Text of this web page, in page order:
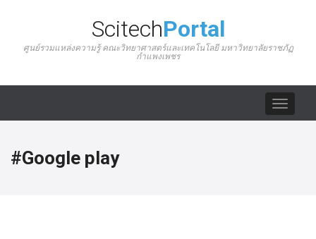
ScitechPortal
ศูนย์รวมแหล่งความรู้ คณะวิทยาศาสตร์และเทคโนโลยี มหาวิทยาลัยราชภัฏ
กำแพงเพชร
Toggle
#Google play